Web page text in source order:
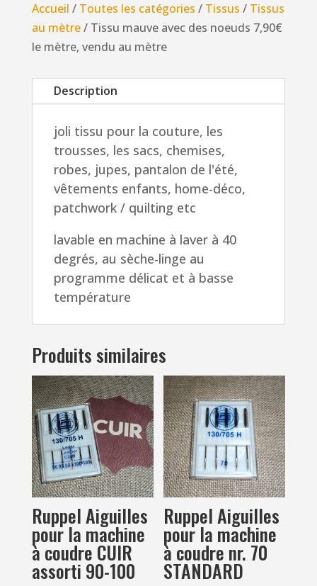
des
noeuds
7,90€
le
mètre,
mètre
Accueil / Toutes les catégories / Tissus / Tissus
au mètre/ Tissu mauve avec des noeuds 7,90€
le mètre, vendu au mètre
Description
joli tissu pour la couture, les
trousses, les sacs, chemises,
robes, jupes, pantalon de l'été,
vêtements enfants, home-déco,
patchwork / quilting etc
lavable en machine à laver à 40
degrés, au sèche-linge au
programme délicat et à basse
température
Produits similaires
Ruppel Aiguilles
pour la machine
à coudre CUIR
assorti 90-100
Ruppel Aiguilles
pour la machine
à coudre nr. 70
STANDARD